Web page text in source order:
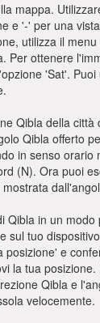
mappa.
e '-' per una
utilizza il
Per ottenere
'Sat'.
Qibla della città
Qibla offerto
in senso orario
(N). Ora puoi
Qibla in un
sul tuo
posizione' e
la tua
Qibla e
velocemente.